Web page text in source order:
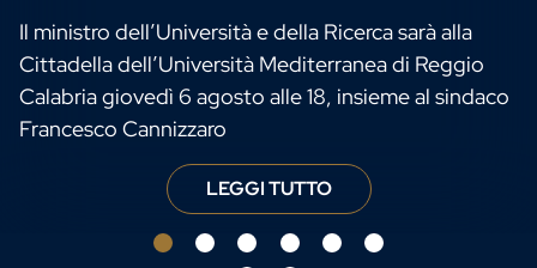
tra gli Atenei del Sud Italia
Il ministro dell’Università e della Ricerca sarà alla
Cittadella dell’Università Mediterranea di Reggio
Calabria giovedì 6 agosto alle 18, insieme al sindaco
Francesco Cannizzaro
LEGGI TUTTO
Il ministro